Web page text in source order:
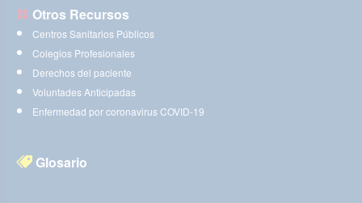
Otros Recursos
Centros Sanitarios Públicos
Colegios Profesionales
Derechos del paciente
Voluntades Anticipadas
Enfermedad por coronavirus COVID-19
Glosario